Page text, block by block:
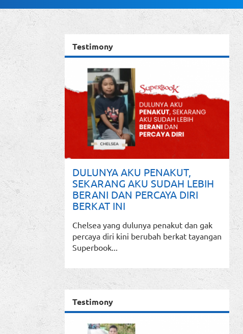
Testimony
DULUNYA AKU PENAKUT,
SEKARANG AKU SUDAH LEBIH
BERANI DAN PERCAYA DIRI
BERKAT INI
Chelsea yang dulunya penakut dan gak
percaya diri kini berubah berkat tayangan
Superbook...
Testimony